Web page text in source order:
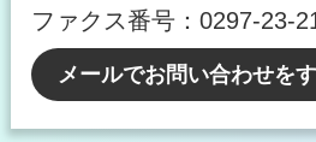
ファクス番号：0297-23-
メールでお問い合わせを